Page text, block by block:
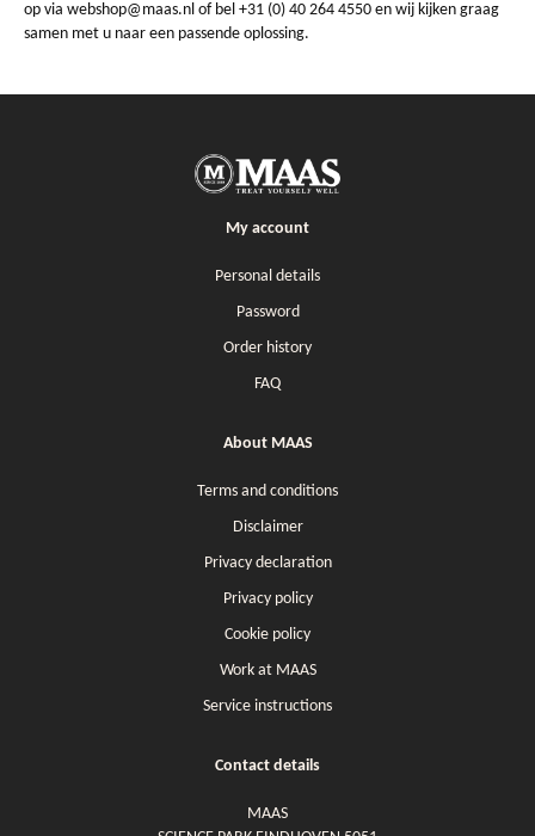
op via webshop@maas.nl of bel +31 (0) 40 264 4550 en wij kijken graag
samen met u naar een passende oplossing.
My account
Personal details
Password
Order history
FAQ
About MAAS
Terms and conditions
Disclaimer
Privacy declaration
Privacy policy
Cookie policy
Work at MAAS
Service instructions
Contact details
MAAS